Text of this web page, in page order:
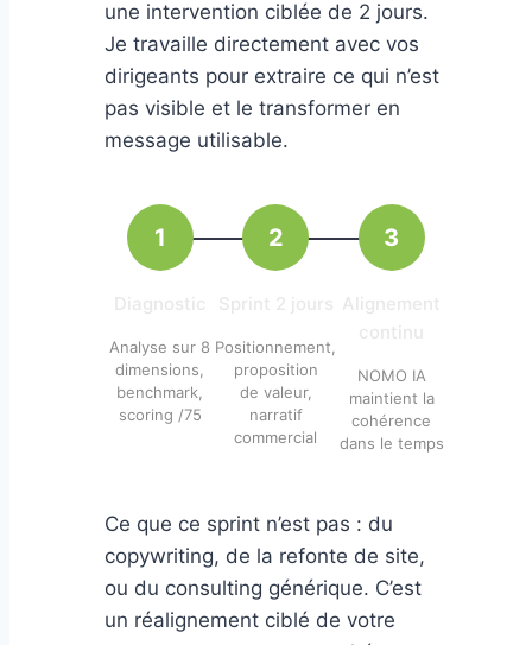
une intervention ciblée de 2 jours.
Je travaille directement avec vos
dirigeants pour extraire ce qui n’est
pas visible et le transformer en
message utilisable.
1
Analyse sur 8
dimensions,
benchmark,
scoring /75
2
Positionnement,
proposition
de valeur,
narratif
commercial
3
NOMO IA
maintient la
cohérence
dans le temps
Ce que ce sprint n’est pas : du
copywriting, de la refonte de site,
ou du consulting générique. C’est
un réalignement ciblé de votre